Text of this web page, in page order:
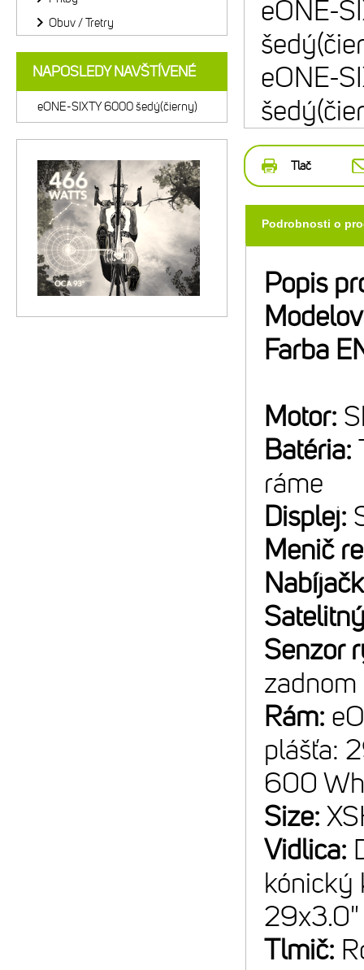
eONE-
eONE-
Tlač
Podrobnosti o
Popis
Farba
Motor:
Batéria:
ráme
Displej:
Menič
Senzor
Rám:
plášťa:
600 Wh
Size:
Vidlica:
kónický
29x3.0"
Tlmič:
Obuv / Tretry
NAPOSLEDY NAVŠTÍVENÉ
eONE-SIXTY 6000 šedý(čierny)